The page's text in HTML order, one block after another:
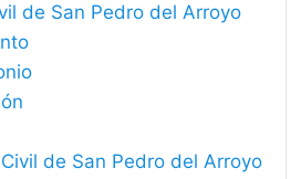
de San Pedro del Arroyo
de San Pedro del Arroyo